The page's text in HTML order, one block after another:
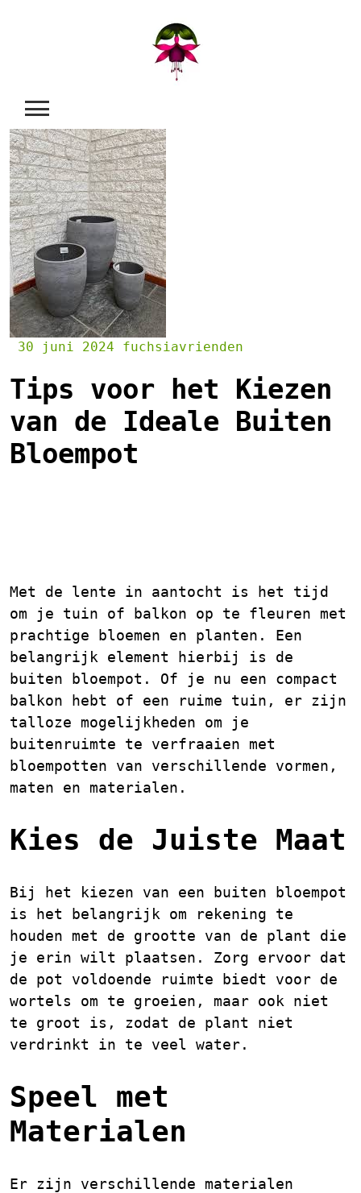
30 juni 2024 fuchsiavrienden
Tips voor het Kiezen
van de Ideale Buiten
Bloempot
Met de lente in aantocht is het tijd
om je tuin of balkon op te fleuren met
prachtige bloemen en planten. Een
belangrijk element hierbij is de
buiten bloempot. Of je nu een compact
balkon hebt of een ruime tuin, er zijn
talloze mogelijkheden om je
buitenruimte te verfraaien met
bloempotten van verschillende vormen,
maten en materialen.
Kies de Juiste Maat
Bij het kiezen van een buiten bloempot
is het belangrijk om rekening te
houden met de grootte van de plant die
je erin wilt plaatsen. Zorg ervoor dat
de pot voldoende ruimte biedt voor de
wortels om te groeien, maar ook niet
te groot is, zodat de plant niet
verdrinkt in te veel water.
Speel met
Materialen
Er zijn verschillende materialen